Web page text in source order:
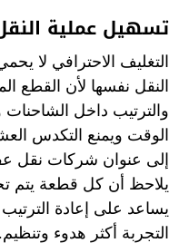
تسهيل عملية
التغليف الاحترافي لا
النقل نفسها لأن القطع
والترتيب داخل
الوقت ويمنع التكدس
إلى عنوان شركات نقل
يلاحظ أن كل قطعة يتم
يساعد على إعادة
التجربة أكثر هدوء وتنظيم.